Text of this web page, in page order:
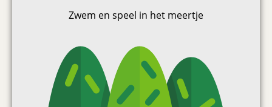
Zwem en speel in het meertje